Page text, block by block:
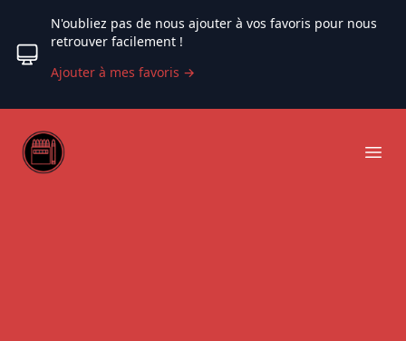
N'oubliez pas de nous ajouter à vos favoris pour nous
retrouver facilement !
Ajouter à mes favoris →
Web coloriage